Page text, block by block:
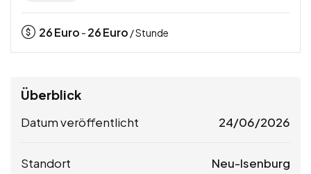
26Euro - 26Euro / Stunde
Überblick
Datum veröffentlicht 24/06/2026
Standort Neu-Isenburg